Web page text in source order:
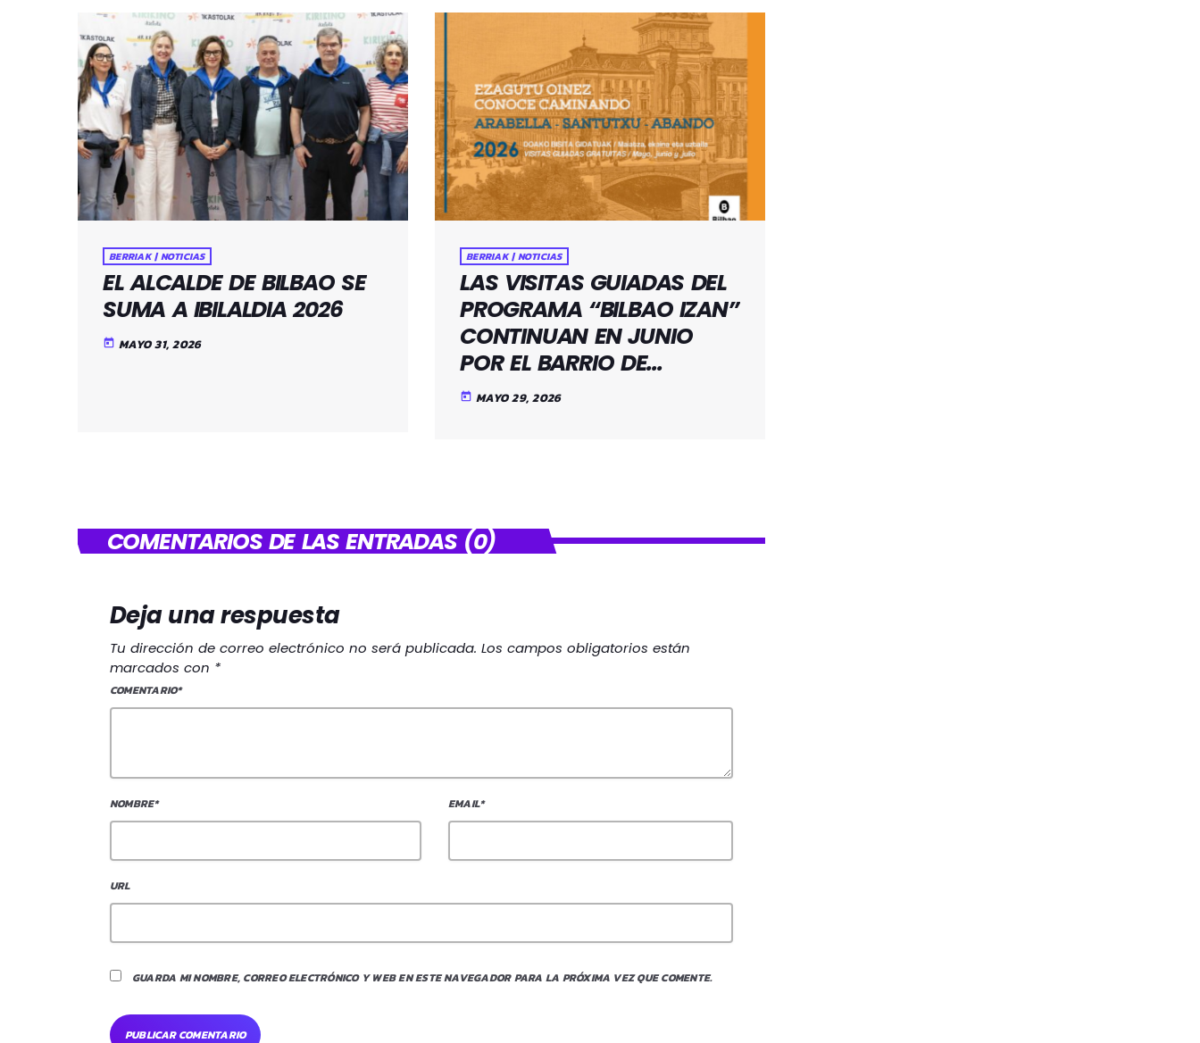
BERRIAK | NOTICIAS
EL ALCALDE DE BILBAO SE
SUMA A IBILALDIA 2026
today MAYO 31, 2026
BERRIAK | NOTICIAS
LAS VISITAS GUIADAS DEL
PROGRAMA “BILBAO IZAN”
CONTINUAN EN JUNIO
POR EL BARRIO DE
SANTUTXU
today MAYO 29, 2026
COMENTARIOS DE LAS ENTRADAS (0)
Deja una respuesta
Tu dirección de correo electrónico no será publicada. Los campos obligatorios están
marcados con *
COMENTARIO*
NOMBRE* EMAIL*
URL
GUARDA MI NOMBRE, CORREO ELECTRÓNICO Y WEB EN ESTE NAVEGADOR PARA LA PRÓXIMA VEZ QUE COMENTE.